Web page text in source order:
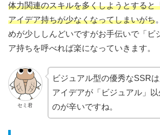
体力関連のスキルを多くしようとすると
アイデア持ちが少なくなってしまいがち
めが少ししんどいですがお手伝いで「ビ
ア持ちを呼べれば楽になっていきます。
セミ君
ビジュアル型の優秀なSSR
アイデアが「ビジュアル」
のが辛いですね。